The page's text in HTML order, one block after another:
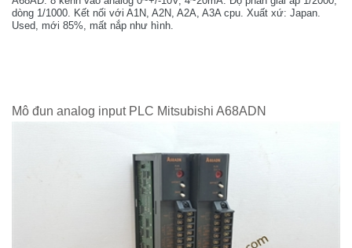
dòng 1/1000. Kết nối với A1N, A2N, A2A, A3A cpu. Xuất xứ: Japan.
Used, mới 85%, mất nắp như hình.
Mô đun analog input PLC Mitsubishi A68ADN